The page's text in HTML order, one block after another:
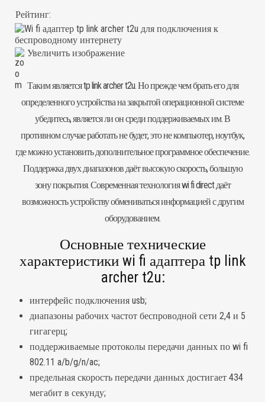
Рейтинг:
Увеличить изображение
Таким является tp link archer t2u. Но прежде чем брать его для
определенного устройства на закрытой операционной системе
убедитесь, является ли он среди поддерживаемых им. В
противном случае работать не будет, это не компьютер, ноутбук,
где можно установить дополнительное программное обеспечение.
Поддержка двух диапазонов даёт высокую скорость, большую
зону покрытия. Современная технология wi fi direct даёт
возможность устройству обмениваться информацией с другим
оборудованием.
Основные технические
характеристики wi fi адаптера tp link
archer t2u:
интерфейс подключения usb;
диапазоны рабочих частот беспроводной сети 2,4 и 5
гигагерц;
поддерживаемые протоколы передачи данных по wi fi
802.11 a/b/g/n/ac;
предельная скорость передачи данных достигает 434
мегабит в секунду;